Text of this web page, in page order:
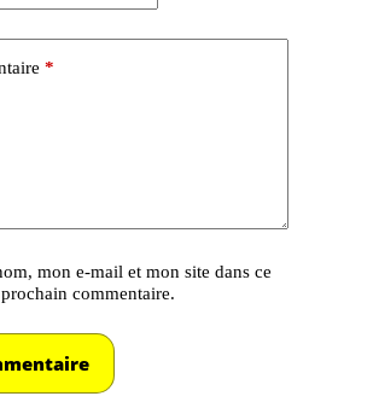
*
mon e-mail et mon site dans ce
commentaire.